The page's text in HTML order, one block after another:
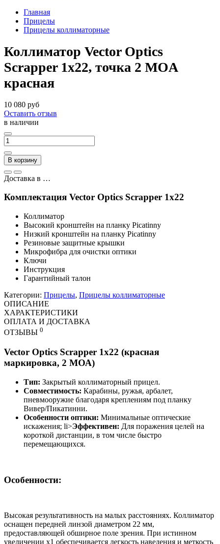
Главная
Прицелы
Прицелы коллиматорные
Коллиматор Vector Optics
Scrapper 1x22, точка 2 МOA
красная
10 080 руб
Оставить отзыв
в наличии
В корзину
Доставка в …
Комплектация Vector Optics Scrapper 1x22
Коллиматор
Высокий кронштейн на планку Picatinny
Низкий кронштейн на планку Picatinny
Резиновые защитные крышки
Микрофибра для очистки оптики
Ключи
Инструкция
Гарантийный талон
Категории: Прицелы, Прицелы коллиматорные
ОПИСАНИЕ
ХАРАКТЕРИСТИКИ
ОПЛАТА И ДОСТАВКА
ОТЗЫВЫ 0
Vector Optics Scrapper 1х22 (красная
маркировка, 2 МОА)
Тип: Закрытый коллиматорный прицел.
Совместимость: Карабины, ружья, арбалет,
пневмооружие благодаря креплениям под планку
Вивер/Пикатинни.
Особенности оптики: Минимальные оптические
искажения; li>Эффективен: Для поражения целей на
короткой дистанции, в том числе быстро
перемещающихся.
Особенности:
Высокая результативность на малых расстояниях. Коллиматор
оснащен передней линзой диаметром 22 мм,
предоставляющей обширное поле зрения. При истинном
увеличении х1 обеспечивается легкость наведения и меткость